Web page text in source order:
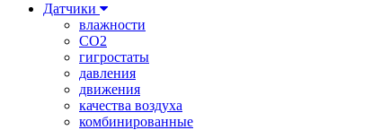
Датчики
влажности
CO2
гигростаты
давления
движения
качества воздуха
комбинированные